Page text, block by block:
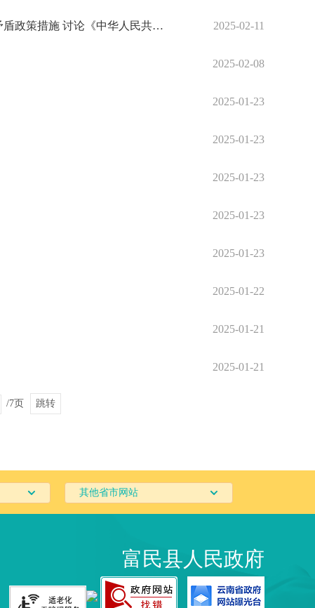
李强主持召开国务院常务会议 研究提振消费有关工作 审议通过《2025年稳外资行动方案》 研究化解重点产业结构性矛盾政策措施 讨论《中华人民共和国国家发展规划法（草案）》 2025-02-11
2025-02-08
2025-01-23
2025-01-23
2025-01-23
2025-01-23
2025-01-23
2025-01-22
2025-01-21
2025-01-21
/7页 跳转
其他省市网站
富民县人民政府